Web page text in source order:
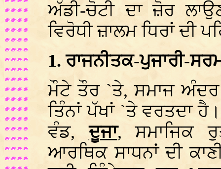
ਅੱਡੀ-ਚੋਟੀ ਦਾ ਜ਼ੋਰ
ਵਿਰੋਧੀ ਜ਼ਾਲਮ ਧਿਰਾਂ ਦੀ
1. ਰਾਜਨੀਤਕ-ਪੁਜਾਰੀ-
ਮੌਟੇ ਤੌਰ `ਤੇ, ਸਮਾਜ ਅੰਦਰ
ਤਿੰਨਾਂ ਪੱਖਾਂ `ਤੇ ਵਰਤਦਾ
ਵੰਡ,ਦੂਜਾ, ਸਮਾਜਿਕ
ਆਰਥਿਕ ਸਾਧਨਾਂ ਦੀ